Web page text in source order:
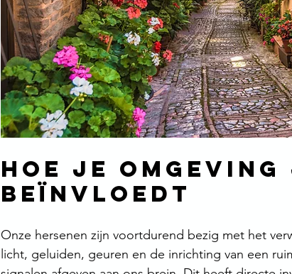
Hoe je
beïnvloedt
Onze hersenen zijn voortdurend bezig met het
licht, geluiden, geuren en de inrichting van een